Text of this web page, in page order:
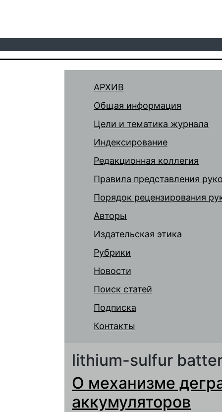
АРХИВ
Общая информация
Цели и тематика журнала
Индексирование
Редакционная коллегия
Правила представления
Порядок рецензирования
Авторы
Издательская этика
Рубрики
Новости
Поиск статей
Подписка
Контакты
lithium-sulfur
О механизме
аккумуляторов